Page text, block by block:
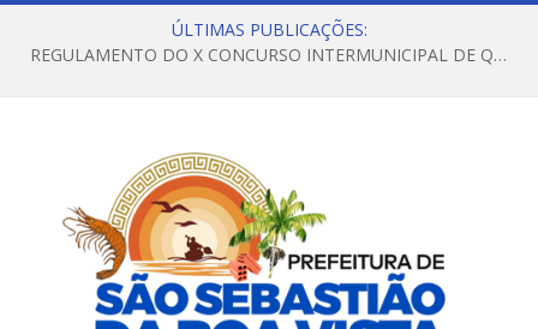
ÚLTIMAS PUBLICAÇÕES:
REGULAMENTO DO X CONCURSO INTERMUNICIPAL DE QUADRILHAS JUNINAS – 2026 – ARRAIÁ DA VENEZA